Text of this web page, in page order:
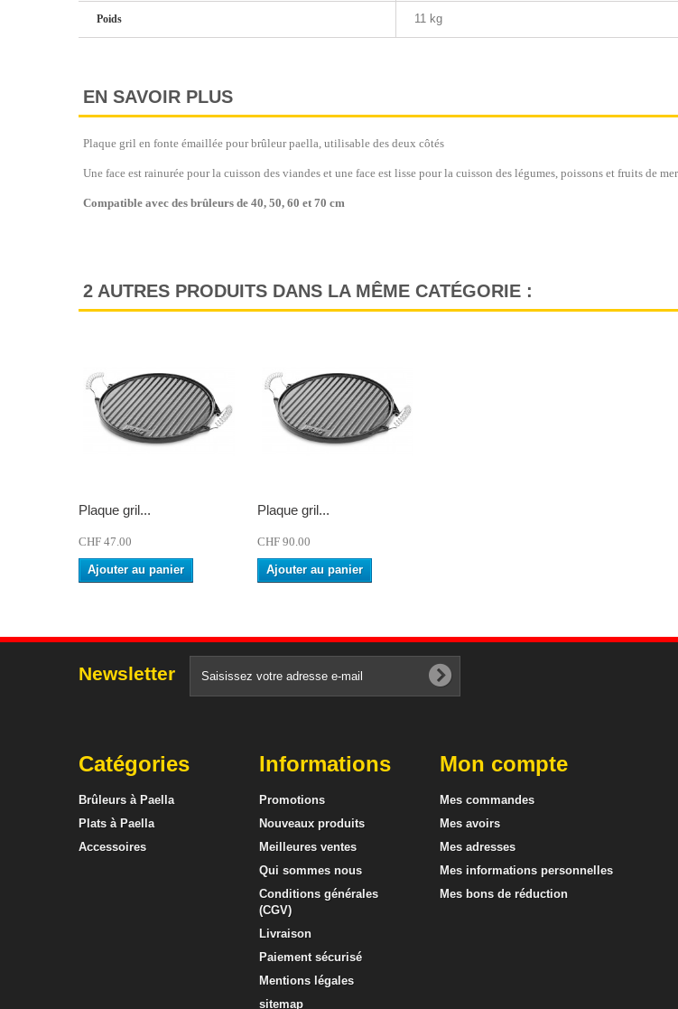
Poids 11 kg
EN SAVOIR PLUS
Plaque gril en fonte émaillée pour brûleur paella, utilisable des deux côtés
Une face est rainurée pour la cuisson des viandes et une face est lisse pour la cuisson des légumes, poissons et fruits de mer
Compatible avec des brûleurs de 40, 50, 60 et 70 cm
2 AUTRES PRODUITS DANS LA MÊME CATÉGORIE :
Plaque gril...
CHF 47.00
Ajouter au panier
Plaque gril...
CHF 90.00
Ajouter au panier
Newsletter
Catégories
Brûleurs à Paella
Plats à Paella
Accessoires
Informations
Promotions
Nouveaux produits
Meilleures ventes
Qui sommes nous
Conditions générales
(CGV)
Livraison
Paiement sécurisé
Mentions légales
sitemap
Mon compte
Mes commandes
Mes avoirs
Mes adresses
Mes informations personnelles
Mes bons de réduction